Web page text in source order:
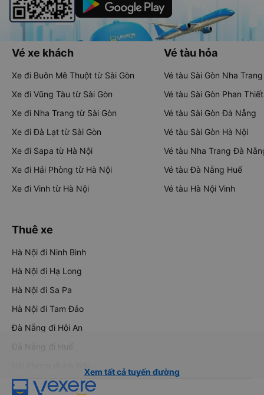
Vé xe khách
Xe đi Buôn Mê Thuột từ Sài Gòn
Xe đi Vũng Tàu từ Sài Gòn
Xe đi Nha Trang từ Sài Gòn
Xe đi Đà Lạt từ Sài Gòn
Xe đi Sapa từ Hà Nội
Xe đi Hải Phòng từ Hà Nội
Xe đi Vinh từ Hà Nội
Vé tàu hỏa
Vé tàu Sài Gòn Nha Trang
Vé tàu Sài Gòn Phan Thiết
Vé tàu Sài Gòn Đà Nẵng
Vé tàu Sài Gòn Hà Nội
Vé tàu Nha Trang Đà
Vé tàu Đà Nẵng Huế
Vé tàu Hà Nội Vinh
Thuê xe
Hà Nội đi Ninh Bình
Hà Nội đi Hạ Long
Hà Nội đi Sa Pa
Hà Nội đi Tam Đảo
Đà Nẵng đi Hội An
Đà Nẵng đi Huế
Xem tất cả tuyến đường